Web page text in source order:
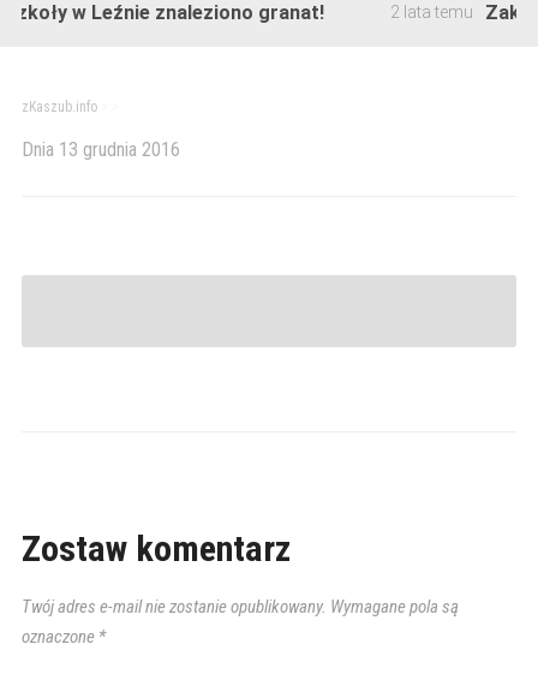
w Leźnie znaleziono granat! 2 lata temu
zKaszub.info> >
Dnia 13 grudnia 2016
Zostaw komentarz
Twój adres e-mail nie zostanie opublikowany. Wymagane pola są
oznaczone *